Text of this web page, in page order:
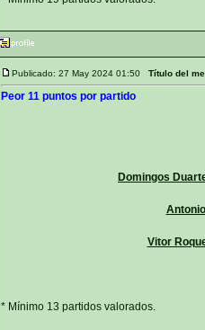
Publicado: 27 May 2024 01:50 Título del
Peor 11 puntos por partido
Domingos
Vitor
* Mínimo 13 partidos valorados.